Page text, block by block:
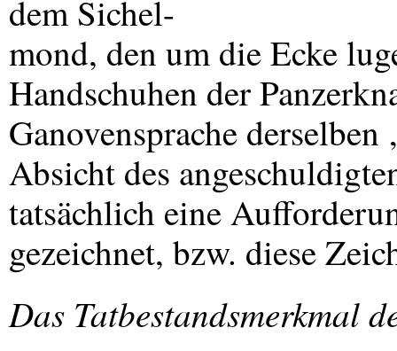
dem Sichel-
mond, den um die Ecke
Handschuhen der
Ganovensprache
Absicht des
tatsächlich eine
gezeichnet, bzw. diese
Das Tatbestandsmerkmal